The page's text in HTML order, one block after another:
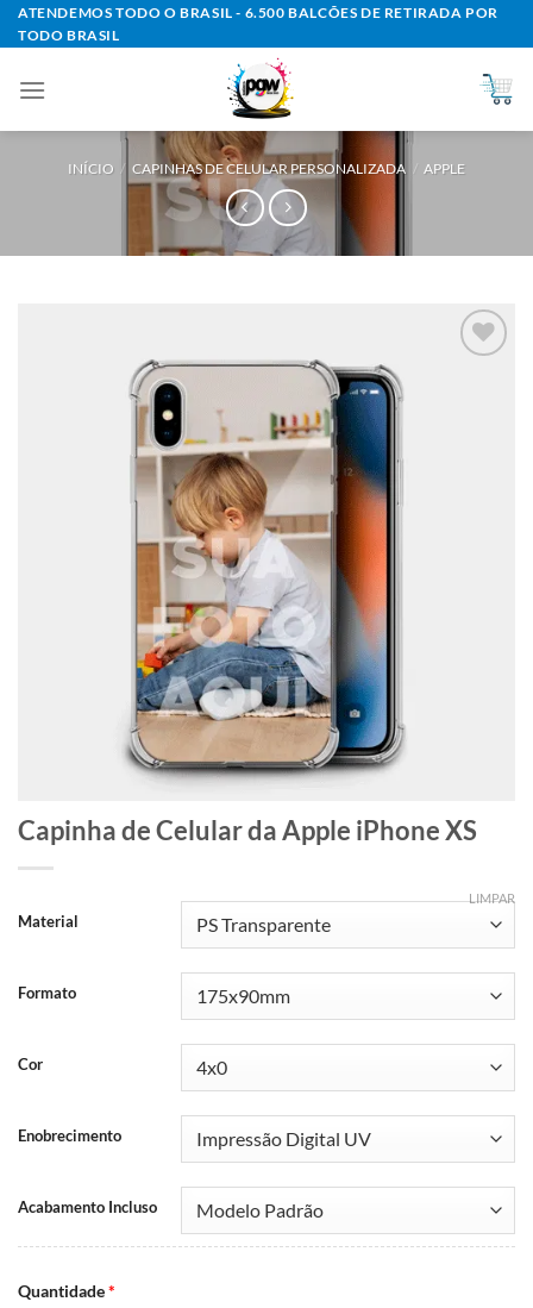
Skip
to
ATENDEMOS TODO O BRASIL - 6.500 BALCÕES DE RETIRADA POR
TODO BRASIL
INÍCIO / CAPINHAS DE CELULAR PERSONALIZADA / APPLE
Capinha de Celular da Apple iPhone XS
Material
Formato
Cor
Enobrecimento
Acabamento Incluso
LIMPAR
Quantidade*